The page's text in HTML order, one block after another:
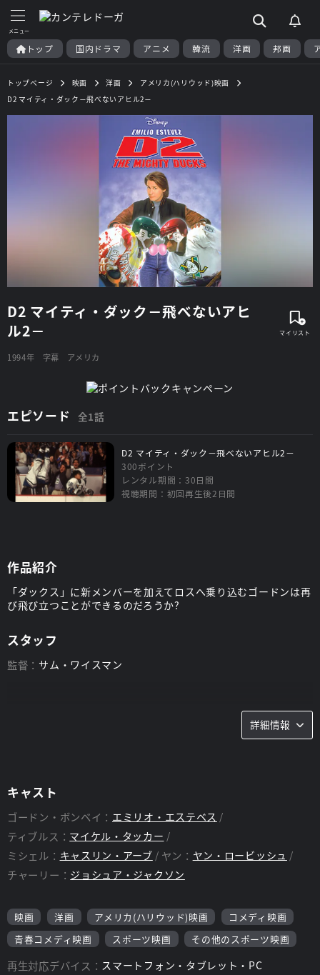
トップ 国内ドラマ アニメ 韓流 洋画 邦画
トップページ 映画 洋画
アメリカ(ハリウッド)映画
D2 マイティ・ダック－飛べないアヒル2－
D2 マイティ・ダック－飛べないアヒ
ル2－
1994年 字幕 アメリカ
エピソード 全1話
D2 マイティ・ダック－飛べないアヒル2－
300ポイント
レンタル期間：30日間
視聴期間：初回再生後2日間
作品紹介
「ダックス」に新メンバーを加えてロスへ乗り込むゴードンは再
び飛び立つことができるのだろうか?
スタッフ
監督： サム・ワイスマン
詳細情報
キャスト
ゴードン・ボンベイ： エミリオ・エステベス
ティブルス： マイケル・タッカー
ミシェル： キャスリン・アーブ ヤン： ヤン・ロービッシュ
チャーリー： ジョシュア・ジャクソン
映画 洋画 アメリカ(ハリウッド)映画
コメディ映画
青春コメディ映画
スポーツ映画 その他のスポーツ映画
再生対応デバイス： スマートフォン・タブレット・PC